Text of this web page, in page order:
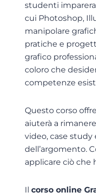
studenti
cui Photoshop,
manipolare
pratiche e
grafico
coloro che
competenze
Questo corso
aiuterà a
video, case
dell’argomento.
applicare ciò che
Il corso online